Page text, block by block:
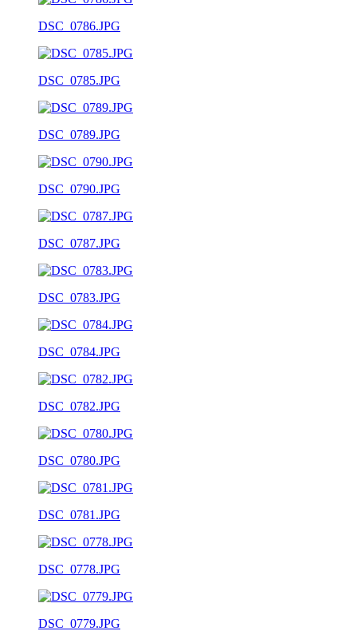
DSC_0786.JPG
DSC_0785.JPG
DSC_0789.JPG
DSC_0790.JPG
DSC_0787.JPG
DSC_0783.JPG
DSC_0784.JPG
DSC_0782.JPG
DSC_0780.JPG
DSC_0781.JPG
DSC_0778.JPG
DSC_0779.JPG